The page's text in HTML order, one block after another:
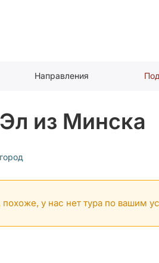
Направления
из Минска
у нас нет тура по вашим